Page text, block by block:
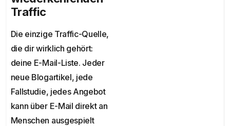
Traffic
Die einzige Traffic-Quelle,
die dir wirklich gehört:
deine E-Mail-Liste. Jeder
neue Blogartikel, jede
Fallstudie, jedes Angebot
kann über E-Mail direkt an
Menschen ausgespielt